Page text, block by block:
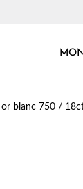
or blanc 750 /